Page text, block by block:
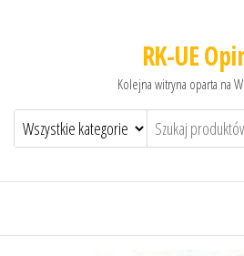
RK-UE
Kolejna witryna oparta na